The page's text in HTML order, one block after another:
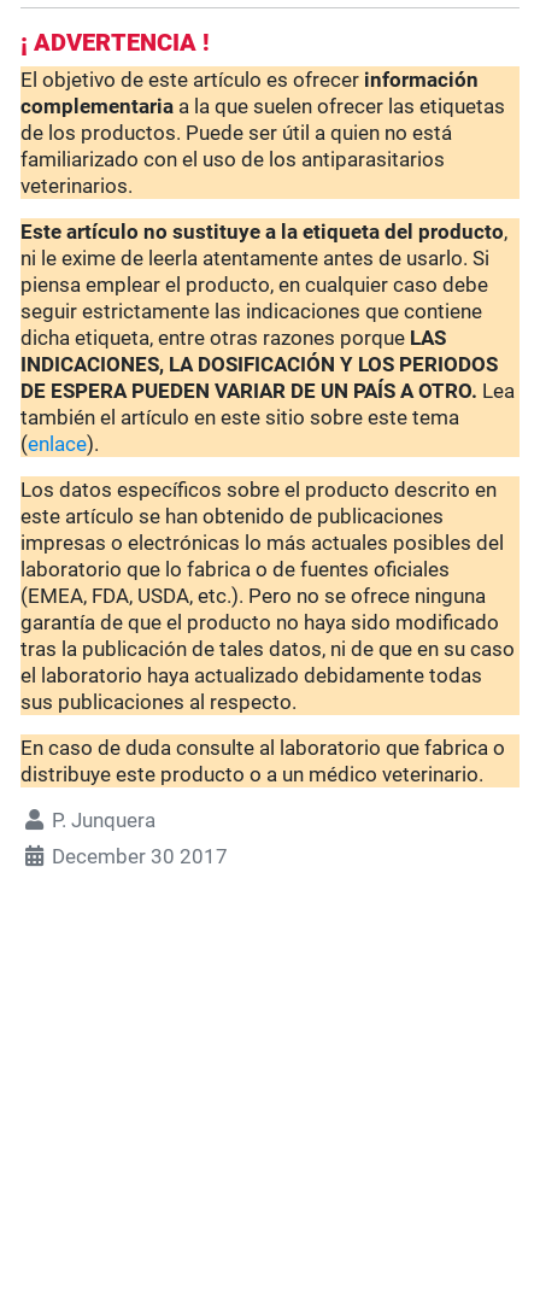
¡ ADVERTENCIA !
El objetivo de este artículo es ofrecer información
complementaria a la que suelen ofrecer las etiquetas
de los productos. Puede ser útil a quien no está
familiarizado con el uso de los antiparasitarios
veterinarios.
Este artículo no sustituye a la etiqueta del producto,
ni le exime de leerla atentamente antes de usarlo. Si
piensa emplear el producto, en cualquier caso debe
seguir estrictamente las indicaciones que contiene
dicha etiqueta, entre otras razones porque LAS
INDICACIONES, LA DOSIFICACIÓN Y LOS PERIODOS
DE ESPERA PUEDEN VARIAR DE UN PAÍS A OTRO. Lea
también el artículo en este sitio sobre este tema
(enlace).
Los datos específicos sobre el producto descrito en
este artículo se han obtenido de publicaciones
impresas o electrónicas lo más actuales posibles del
laboratorio que lo fabrica o de fuentes oficiales
(EMEA, FDA, USDA, etc.). Pero no se ofrece ninguna
garantía de que el producto no haya sido modificado
tras la publicación de tales datos, ni de que en su caso
el laboratorio haya actualizado debidamente todas
sus publicaciones al respecto.
En caso de duda consulte al laboratorio que fabrica o
distribuye este producto o a un médico veterinario.
P. Junquera
December 30 2017